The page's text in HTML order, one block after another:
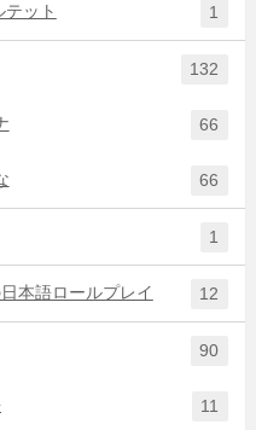
ット 1
132
66
66
1
本語ロールプレイ 12
90
11